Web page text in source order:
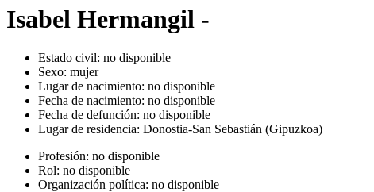
Isabel Hermangil -
Estado civil: no disponible
Sexo: mujer
Lugar de nacimiento: no disponible
Fecha de nacimiento: no disponible
Fecha de defunción: no disponible
Lugar de residencia: Donostia-San Sebastián (Gipuzkoa)
Profesión: no disponible
Rol: no disponible
Organización política: no disponible